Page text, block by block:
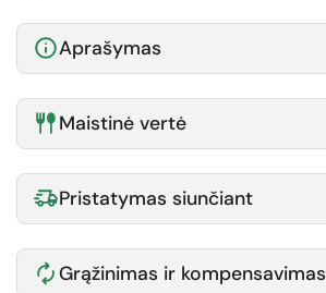
Aprašymas
Maistinė vertė
Pristatymas siunčiant
Grąžinimas ir kompensavimas